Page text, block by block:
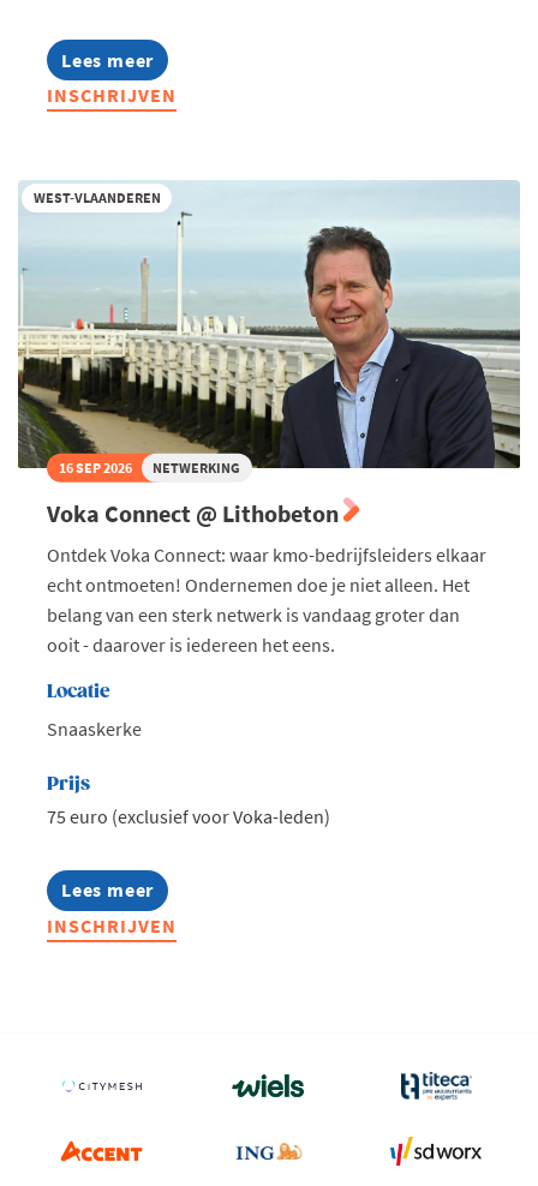
Lees meer
about
Infosessie:
MBA
INSCHRIJVEN
WEST-VLAANDEREN
16 SEP 2026 NETWERKING
Voka Connect @ Lithobeton
Ontdek Voka Connect: waar kmo-bedrijfsleiders elkaar
echt ontmoeten! Ondernemen doe je niet alleen. Het
belang van een sterk netwerk is vandaag groter dan
ooit - daarover is iedereen het eens.
Locatie
Snaaskerke
Prijs
75 euro (exclusief voor Voka-leden)
Lees meer
about
Voka
Connect
INSCHRIJVEN